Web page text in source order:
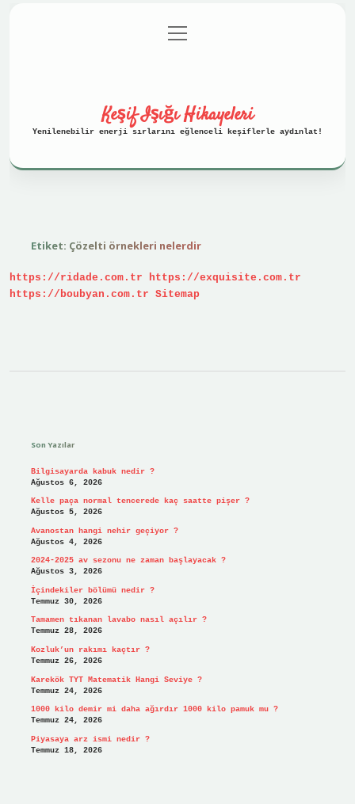
Gizlilik Politikası
menüyü
aç
Keşif Işığı Hikayeleri
Yenilenebilir enerji sırlarını eğlenceli keşiflerle aydınlat!
Etiket: Çözelti örnekleri nelerdir
https://ridade.com.tr
https://exquisite.com.tr
https://boubyan.com.tr Sitemap
Son Yazılar
Bilgisayarda kabuk nedir ?
Ağustos 6, 2026
Kelle paça normal tencerede kaç saatte pişer ?
Ağustos 5, 2026
Avanostan hangi nehir geçiyor ?
Ağustos 4, 2026
2024-2025 av sezonu ne zaman başlayacak ?
Ağustos 3, 2026
İçindekiler bölümü nedir ?
Temmuz 30, 2026
Tamamen tıkanan lavabo nasıl açılır ?
Temmuz 28, 2026
Kozluk’un rakımı kaçtır ?
Temmuz 26, 2026
Karekök TYT Matematik Hangi Seviye ?
Temmuz 24, 2026
1000 kilo demir mi daha ağırdır 1000 kilo pamuk mu ?
Temmuz 24, 2026
Piyasaya arz ismi nedir ?
Temmuz 18, 2026